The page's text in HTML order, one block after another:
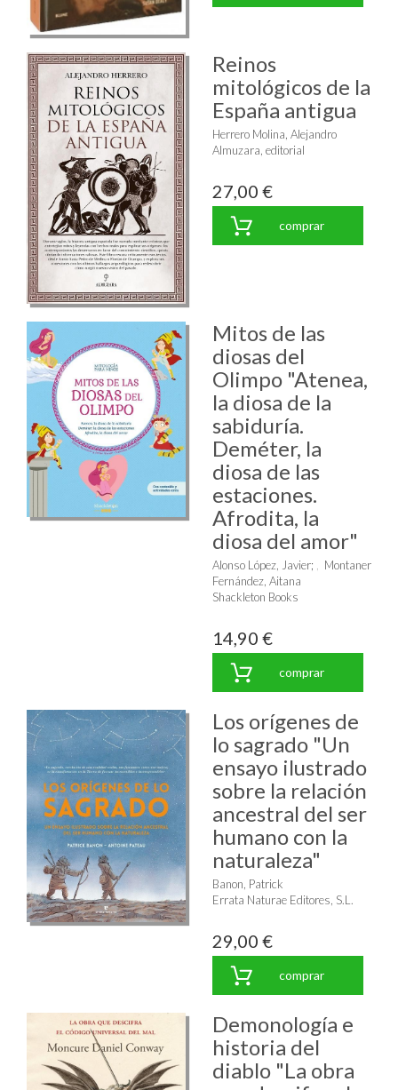
Reinos
mitológicos de la
España antigua
Herrero Molina, Alejandro
Almuzara, editorial
27,00 €
comprar
Mitos de las
diosas del
Olimpo "Atenea,
la diosa de la
sabiduría.
Deméter, la
diosa de las
estaciones.
Afrodita, la
diosa del amor"
Alonso López, Javier;
Montaner
Fernández, Aitana
Shackleton Books
14,90 €
comprar
Los orígenes de
lo sagrado "Un
ensayo ilustrado
sobre la relación
ancestral del ser
humano con la
naturaleza"
Banon, Patrick
Errata Naturae Editores, S.L.
29,00 €
comprar
Demonología e
historia del
diablo "La obra